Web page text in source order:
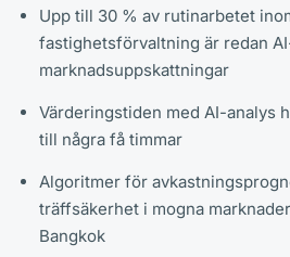
Upp till 30 % av rutinarbetet
fastighetsförvaltning är redan
marknadsuppskattningar
Värderingstiden med AI-analys
till några få timmar
Algoritmer för
träffsäkerhet i mogna
Bangkok